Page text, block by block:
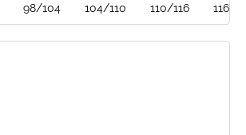
98/104 104/110 110/116 116/